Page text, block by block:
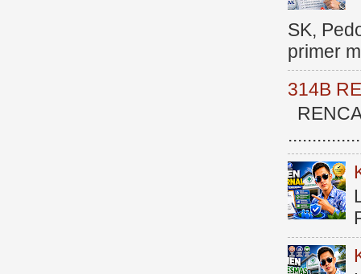
SK,
primer
314B